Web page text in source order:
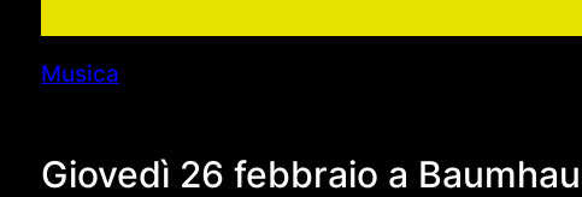
Musica
Giovedì 26 febbraio a